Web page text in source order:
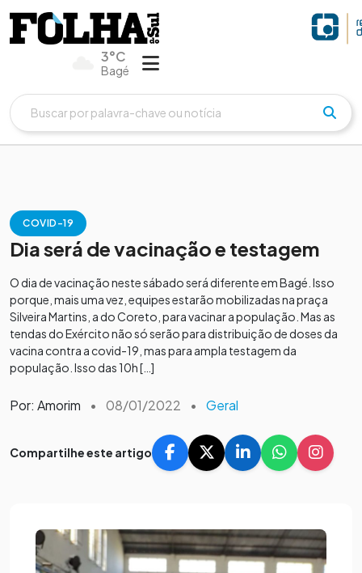
3°C
Bagé
COVID-19
Dia será de vacinação e testagem
O dia de vacinação neste sábado será diferente em Bagé. Isso
porque, mais uma vez, equipes estarão mobilizadas na praça
Silveira Martins, a do Coreto, para vacinar a população. Mas as
tendas do Exército não só serão para distribuição de doses da
vacina contra a covid-19, mas para ampla testagem da
população. Isso das 10h […]
Por: Amorim • 08/01/2022 • Geral
Compartilhe este artigo